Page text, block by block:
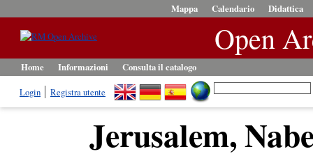
Mappa Calendario Didattica
Open
Home Informazioni
Consulta il catalogo
Login
Registra utente
Jerusalem,